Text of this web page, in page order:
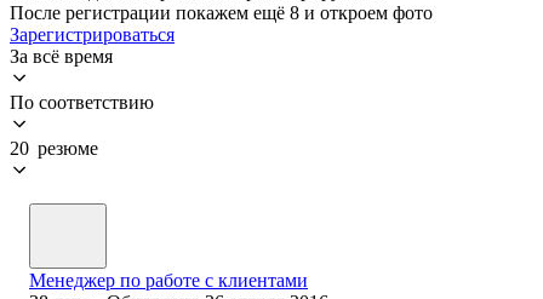
После регистрации покажем ещё 8 и откроем фото
Зарегистрироваться
За всё время
По соответствию
20 резюме
Менеджер по работе с клиентами